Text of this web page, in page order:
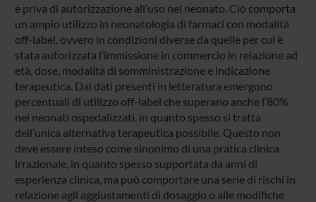
è priva di autorizzazione all’uso nel neonato. Ciò comporta
un ampio utilizzo in neonatologia di farmaci con modalità
off-label, ovvero in condizioni diverse da quelle per cui è
stata autorizzata l’immissione in commercio in relazione ad
età, dose, modalità di somministrazione e indicazione
terapeutica. Dai dati presenti in letteratura emergono
percentuali di utilizzo off-label che superano anche l’80%
nei neonati ospedalizzati, in quanto spesso si tratta
dell’unica alternativa terapeutica possibile. Questo non
deve essere inteso come sinonimo di una pratica clinica
irrazionale, in quanto spesso supportata da anni di
esperienza clinica, ma può comportare una serie di rischi in
relazione agli aggiustamenti di dosaggio o alle modifiche